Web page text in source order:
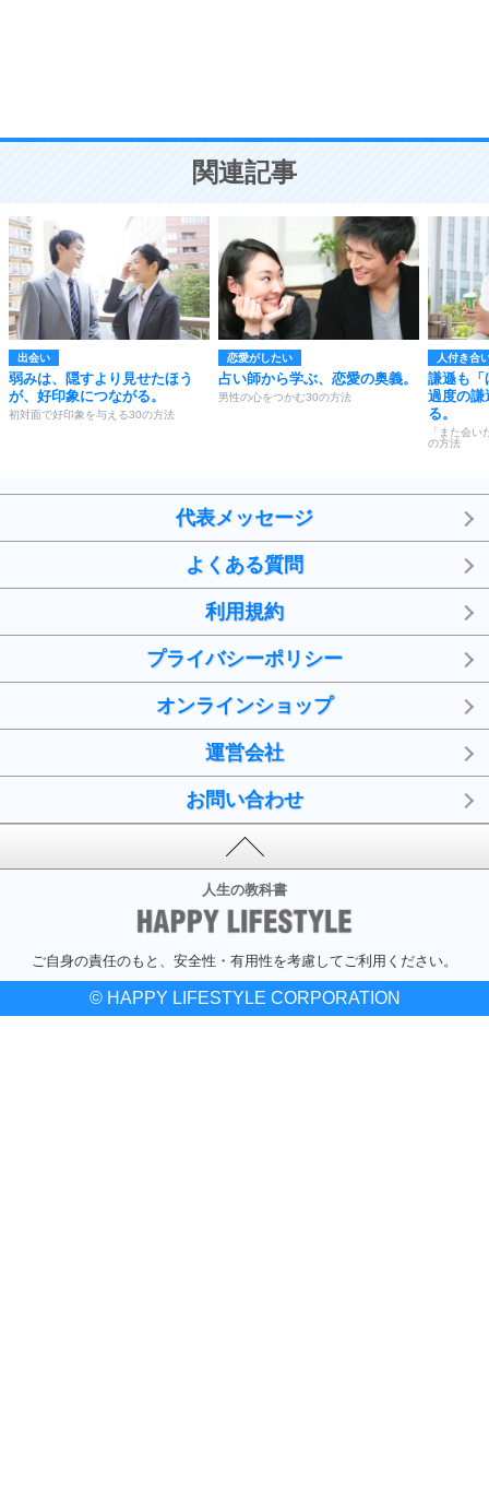
ことが大切。
関連記事
出会い
弱みは、隠すより見せたほう
が、好印象につながる。
初対面で好印象を与える30の方法
恋愛がしたい
占い師から学ぶ、恋愛の奥義。
男性の心をつかむ30の方法
人付き合
謙遜も「
過度の謙
る。
「また会
の方法
代表メッセージ
よくある質問
利用規約
プライバシーポリシー
オンラインショップ
運営会社
お問い合わせ
人生の教科書
ご自身の責任のもと、安全性・有用性を考慮してご利用ください。
© HAPPY LIFESTYLE CORPORATION